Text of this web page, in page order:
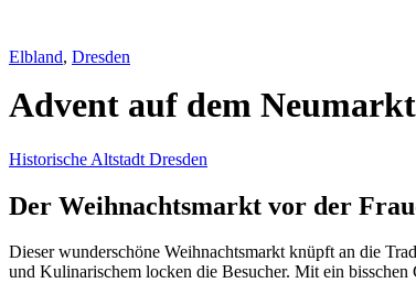
Elbland, Dresden
Advent auf dem Neumarkt
Historische Altstadt Dresden
Der Weihnachtsmarkt vor der
Dieser wunderschöne Weihnachtsmarkt knüpft an die
und Kulinarischem locken die Besucher. Mit ein